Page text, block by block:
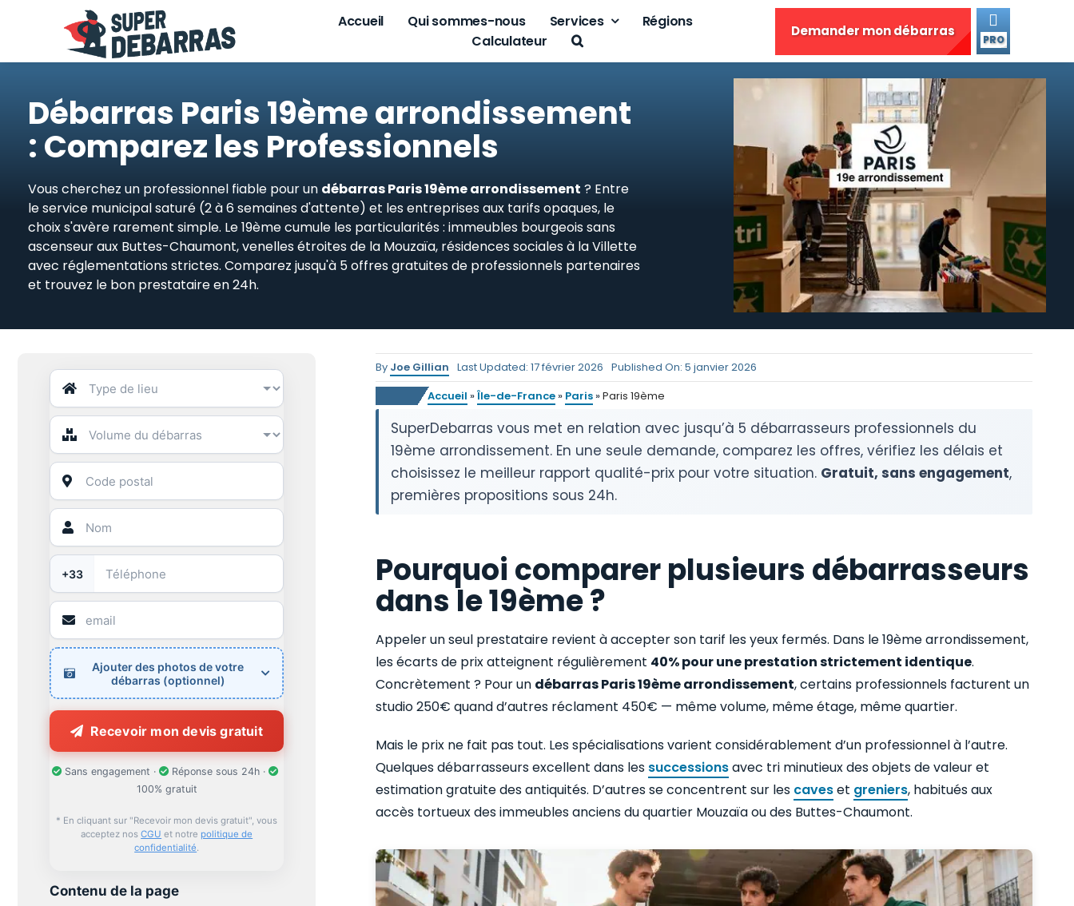
Accueil Qui sommes-nous Services
Régions
Calculateur
Demander mon débarras
PRO
Débarras Paris 19ème arrondissement
: Comparez les Professionnels
Vous cherchez un professionnel fiable pour un débarras Paris 19ème arrondissement ? Entre
le service municipal saturé (2 à 6 semaines d'attente) et les entreprises aux tarifs opaques, le
choix s'avère rarement simple. Le 19ème cumule les particularités : immeubles bourgeois sans
ascenseur aux Buttes-Chaumont, venelles étroites de la Mouzaïa, résidences sociales à la Villette
avec réglementations strictes. Comparez jusqu'à 5 offres gratuites de professionnels partenaires
et trouvez le bon prestataire en 24h.
+33
Ajouter des photos de votre
débarras (optionnel)
Recevoir mon devis gratuit
Sans engagement ·
Réponse sous 24h ·
100% gratuit
* En cliquant sur "Recevoir mon devis gratuit", vous
acceptez nosCGU et notre politique de
confidentialité.
Contenu de la page
By Joe Gillian Last Updated: 17 février 2026 Published On: 5 janvier 2026
Accueil »Île-de-France » Paris »Paris 19ème
SuperDebarras vous met en relation avec jusqu’à 5 débarrasseurs professionnels du
19ème arrondissement. En une seule demande, comparez les offres, vérifiez les délais et
choisissez le meilleur rapport qualité-prix pour votre situation. Gratuit, sans engagement,
premières propositions sous 24h.
Pourquoi comparer plusieurs débarrasseurs
dans le 19ème ?
Appeler un seul prestataire revient à accepter son tarif les yeux fermés. Dans le 19ème arrondissement,
les écarts de prix atteignent régulièrement 40% pour une prestation strictement identique.
Concrètement ? Pour un débarras Paris 19ème arrondissement, certains professionnels facturent un
studio 250€ quand d’autres réclament 450€ — même volume, même étage, même quartier.
Mais le prix ne fait pas tout. Les spécialisations varient considérablement d’un professionnel à l’autre.
Quelques débarrasseurs excellent dans les successionsavec tri minutieux des objets de valeur et
estimation gratuite des antiquités. D’autres se concentrent sur les caveset greniers, habitués aux
accès tortueux des immeubles anciens du quartier Mouzaïa ou des Buttes-Chaumont.